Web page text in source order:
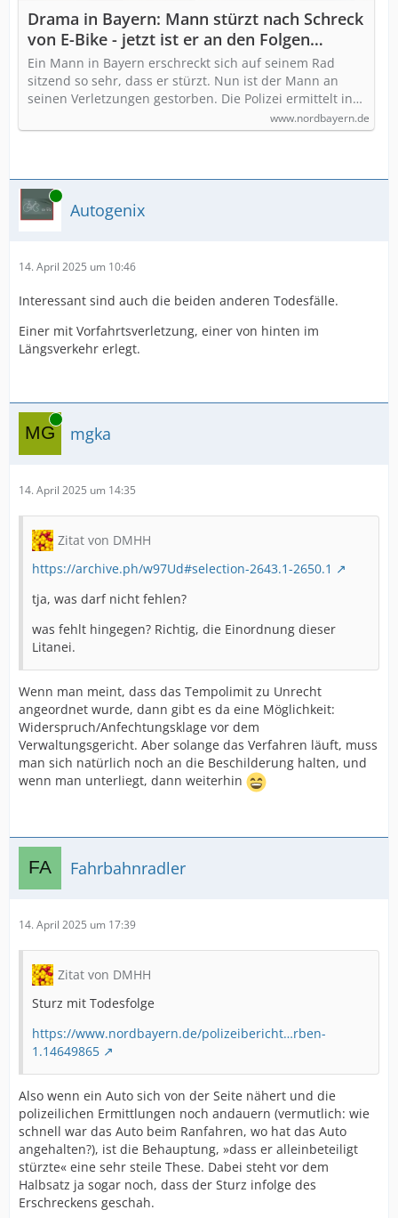
Drama in Bayern: Mann stürzt nach Schreck
von E-Bike - jetzt ist er an den Folgen
verstorben
Ein Mann in Bayern erschreckt sich auf seinem Rad
sitzend so sehr, dass er stürzt. Nun ist der Mann an
seinen Verletzungen gestorben. Die Polizei ermittelt in…
www.nordbayern.de
Online
Autogenix
14. April 2025 um 10:46
Interessant sind auch die beiden anderen Todesfälle.
Einer mit Vorfahrtsverletzung, einer von hinten im
Längsverkehr erlegt.
Online
mgka
14. April 2025 um 14:35
Zitat von DMHH
https://archive.ph/w97Ud#selection-2643.1-2650.1
tja, was darf nicht fehlen?
was fehlt hingegen? Richtig, die Einordnung dieser
Litanei.
Wenn man meint, dass das Tempolimit zu Unrecht
angeordnet wurde, dann gibt es da eine Möglichkeit:
Widerspruch/Anfechtungsklage vor dem
Verwaltungsgericht. Aber solange das Verfahren läuft, muss
man sich natürlich noch an die Beschilderung halten, und
wenn man unterliegt, dann weiterhin
Fahrbahnradler
14. April 2025 um 17:39
Zitat von DMHH
Sturz mit Todesfolge
https://www.nordbayern.de/polizeibericht…rben-
1.14649865
Also wenn ein Auto sich von der Seite nähert und die
polizeilichen Ermittlungen noch andauern (vermutlich: wie
schnell war das Auto beim Ranfahren, wo hat das Auto
angehalten?), ist die Behauptung, »dass er alleinbeteiligt
stürzte« eine sehr steile These. Dabei steht vor dem
Halbsatz ja sogar noch, dass der Sturz infolge des
Erschreckens geschah.